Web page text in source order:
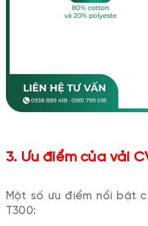
3. Ưu điểm của vải
Một số ưu điểm nổi bật
T300: